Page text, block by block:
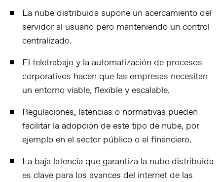
La nube distribuida supone un acercamiento del
servidor al usuario pero manteniendo un control
centralizado.
El teletrabajo y la automatización de procesos
corporativos hacen que las empresas necesitan
un entorno viable, flexible y escalable.
Regulaciones, latencias o normativas pueden
facilitar la adopción de este tipo de nube, por
ejemplo en el sector público o el financiero.
La baja latencia que garantiza la nube distribuida
es clave para los avances del internet de las